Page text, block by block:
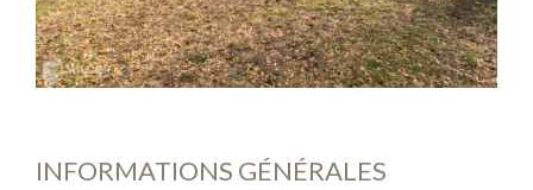
INFORMATIONS GÉNÉRALES